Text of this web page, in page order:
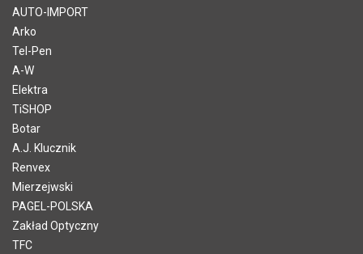
AUTO-IMPORT
Arko
Tel-Pen
A-W
Elektra
TiSHOP
Botar
A.J. Klucznik
Renvex
Mierzejwski
PAGEL-POLSKA
Zakład Optyczny
TFC